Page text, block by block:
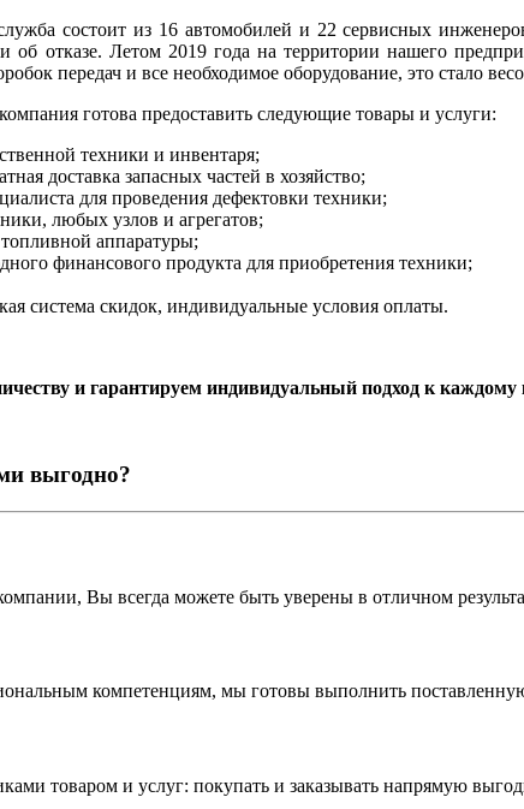
состоит из 16 автомобилей и 22 сервисных
об отказе. Летом 2019 года на территории нашего
передач и все необходимое оборудование, это стало
готова предоставить следующие товары и услуги:
техники и инвентаря;
доставка запасных частей в хозяйство;
для проведения дефектовки техники;
любых узлов и агрегатов;
аппаратуры;
финансового продукта для приобретения техники;
система скидок, индивидуальные условия оплаты.
и гарантируем индивидуальный подход к каждому
выгодно?
Вы всегда можете быть уверены в отличном
компетенциям, мы готовы выполнить
товаром и услуг: покупать и заказывать напрямую